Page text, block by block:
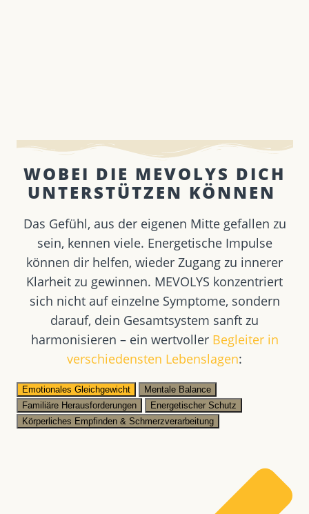
WOBEI DIE MEVOLYS DICH
UNTERSTÜTZEN KÖNNEN ​
Das Gefühl, aus der eigenen Mitte gefallen zu
sein, kennen viele. Energetische Impulse
können dir helfen, wieder Zugang zu innerer
Klarheit zu gewinnen. MEVOLYS konzentriert
sich nicht auf einzelne Symptome, sondern
darauf, dein Gesamtsystem sanft zu
harmonisieren – ein wertvoller Begleiter in
verschiedensten Lebenslagen:
Emotionales Gleichgewicht
Mentale Balance
Familiäre Herausforderungen
Energetischer Schutz
Körperliches Empfinden & Schmerzverarbeitung